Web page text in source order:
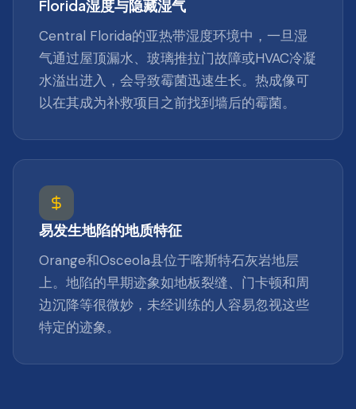
Florida湿度与隐藏湿气
Central Florida的亚热带湿度环境中，一旦湿
气通过屋顶漏水、玻璃推拉门故障或HVAC冷凝
水溢出进入，会导致霉菌迅速生长。热成像可
以在其成为补救项目之前找到墙后的霉菌。
易发生地陷的地质特征
Orange和Osceola县位于喀斯特石灰岩地层
上。地陷的早期迹象如地板裂缝、门卡顿和周
边沉降等很微妙，未经训练的人容易忽视这些
特定的迹象。